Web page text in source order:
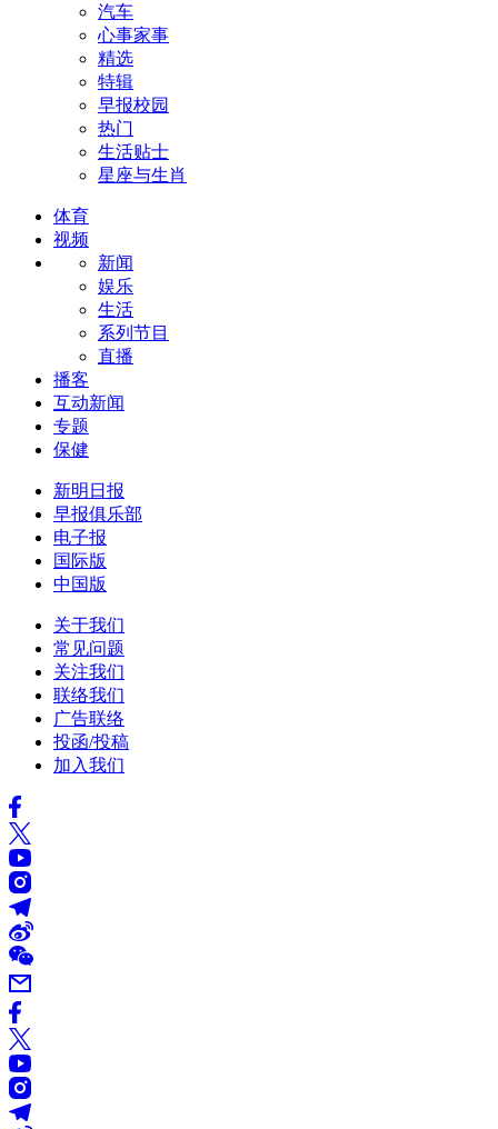
汽车
心事家事
精选
特辑
早报校园
热门
生活贴士
星座与生肖
体育
视频
新闻
娱乐
生活
系列节目
直播
播客
互动新闻
专题
保健
新明日报
早报俱乐部
电子报
国际版
中国版
关于我们
常见问题
关注我们
联络我们
广告联络
投函/投稿
加入我们